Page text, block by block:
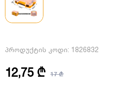
პროდუქტის კოდი: 1826832
12,75 ₾ 17 ₾